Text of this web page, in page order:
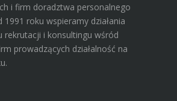
i firm doradztwa personalnego
1991 roku wspieramy działania
rekrutacji i konsultingu wśród
prowadzących działalność na